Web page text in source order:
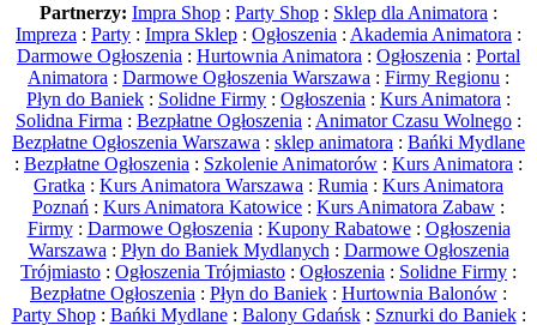
Partnerzy: Impra Shop : Party Shop : Sklep dla Animatora :
Impreza : Party : Impra Sklep : Ogłoszenia : Akademia Animatora :
Darmowe Ogłoszenia : Hurtownia Animatora : Ogłoszenia : Portal
Animatora : Darmowe Ogłoszenia Warszawa : Firmy Regionu :
Płyn do Baniek : Solidne Firmy : Ogłoszenia : Kurs Animatora :
Solidna Firma : Bezpłatne Ogłoszenia : Animator Czasu Wolnego :
Bezpłatne Ogłoszenia Warszawa : sklep animatora : Bańki Mydlane
: Bezpłatne Ogłoszenia : Szkolenie Animatorów : Kurs Animatora :
Gratka : Kurs Animatora Warszawa : Rumia : Kurs Animatora
Poznań : Kurs Animatora Katowice : Kurs Animatora Zabaw :
Firmy: Darmowe Ogłoszenia : Kupony Rabatowe: Ogłoszenia
Warszawa : Płyn do Baniek Mydlanych : Darmowe Ogłoszenia
Trójmiasto : Ogłoszenia Trójmiasto : Ogłoszenia : Solidne Firmy :
Bezpłatne Ogłoszenia : Płyn do Baniek : Hurtownia Balonów :
Party Shop: Bańki Mydlane: Balony Gdańsk: Sznurki do Baniek: